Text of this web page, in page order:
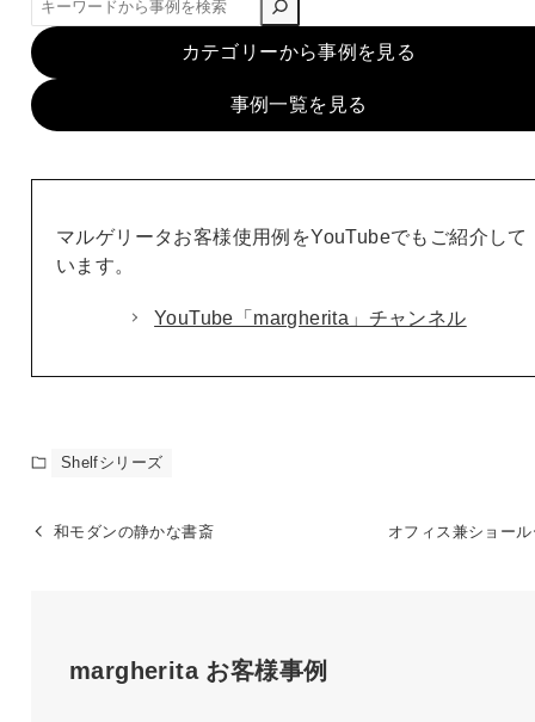
索
カテゴリーから事例を見る
事例一覧を見る
マルゲリータお客様使用例をYouTubeでもご紹介して
います。
YouTube「margherita」チャンネル
Shelfシリーズ
和モダンの静かな書斎 オフィス兼ショー
margherita お客様事例